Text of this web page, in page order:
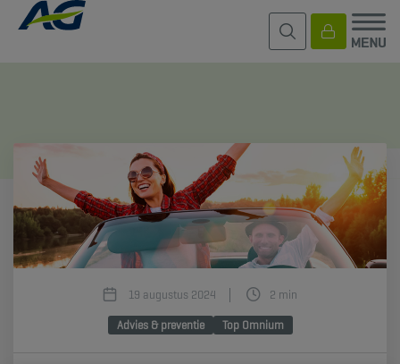
19 augustus 2024
2 min
Advies & preventie
Top Omnium